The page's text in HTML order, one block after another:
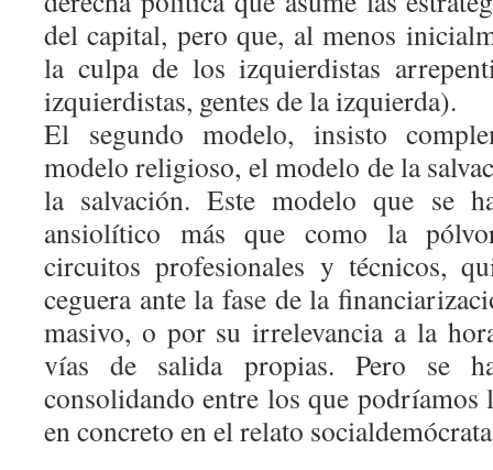
del capital, pero que, al menos
la culpa de los izquierdistas
izquierdistas, gentes de la izquierda).
El segundo modelo, insisto
modelo religioso, el modelo de la
la salvación. Este modelo que se
ansiolítico más que como la
circuitos profesionales y técnicos,
ceguera ante la fase de la
masivo, o por su irrelevancia a la
vías de salida propias. Pero se
consolidando entre los que podríamos
en concreto en el relato